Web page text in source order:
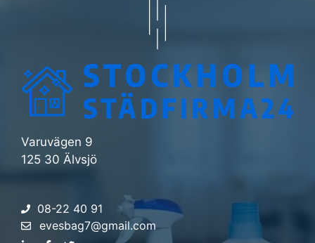
Varuvägen 9
125 30 Älvsjö
08-22 40 91
evesbag7@gmail.com